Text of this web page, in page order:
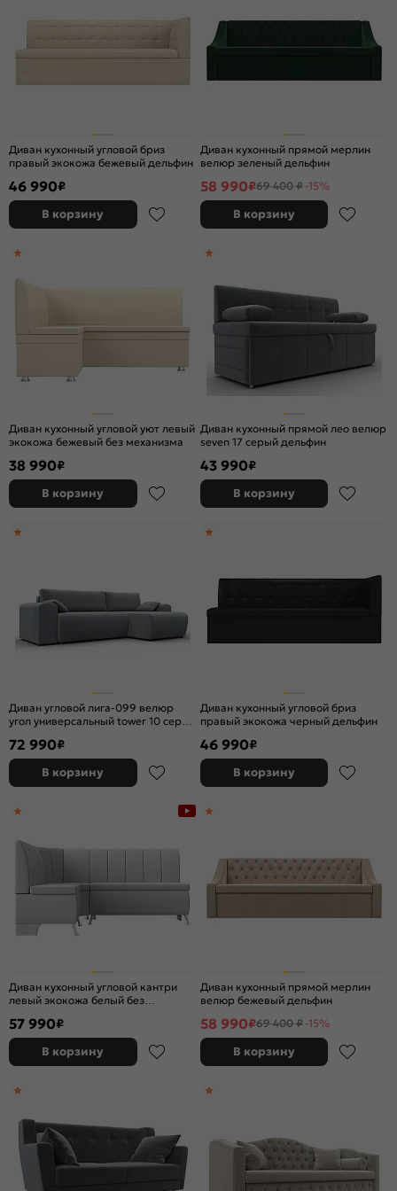
Диван кухонный угловой бриз
правый экокожа бежевый дельфин
46 990₽
В корзину
Диван кухонный прямой мерлин
велюр зеленый дельфин
58 990₽69 400 ₽ -15%
В корзину
Диван кухонный угловой уют левый
экокожа бежевый без механизма
38 990₽
В корзину
Диван кухонный прямой лео велюр
seven 17 серый дельфин
43 990₽
В корзину
Диван угловой лига-099 велюр
угол универсальный tower 10 серый
72 990₽
В корзину
Диван кухонный угловой бриз
правый экокожа черный дельфин
46 990₽
В корзину
Диван кухонный угловой кантри
левый экокожа белый без
57 990₽
В корзину
Диван кухонный прямой мерлин
велюр бежевый дельфин
58 990₽69 400 ₽ -15%
В корзину